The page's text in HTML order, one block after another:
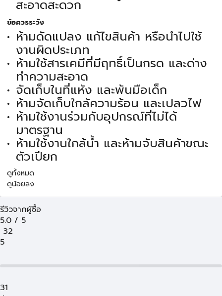
สะอาดสะดวก
ข้อควรระวัง
ห้ามดัดแปลง แก้ไขสินค้า หรือนำไปใช้
งานผิดประเภท
ห้ามใช้สารเคมีที่มีฤทธิ์เป็นกรด และด่าง
ทำความสะอาด
จัดเก็บในที่แห้ง และพ้นมือเด็ก
ห้ามจัดเก็บใกล้ความร้อน และเปลวไฟ
ห้ามใช้งานร่วมกับอุปกรณ์ที่ไม่ได้
มาตรฐาน
ห้ามใช้งานใกล้น้ำ และห้ามจับสินค้าขณะ
ตัวเปียก
ดูทั้งหมด
ดูน้อยลง
รีวิวจากผู้ซื้อ
5.0 / 5
32
5
31